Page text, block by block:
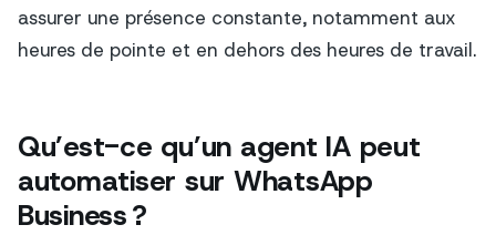
assurer une présence constante, notamment aux
heures de pointe et en dehors des heures de travail.
Qu’est-ce qu’un agent IA peut
automatiser sur WhatsApp
Business ?